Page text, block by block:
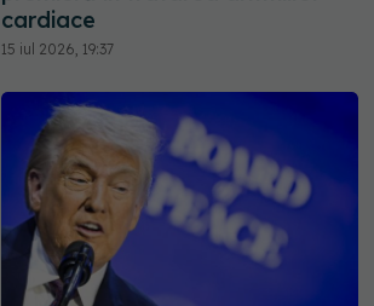
cardiace
15 iul 2026, 19:37